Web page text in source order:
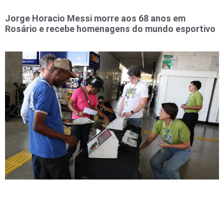
Jorge Horacio Messi morre aos 68 anos em
Rosário e recebe homenagens do mundo esportivo